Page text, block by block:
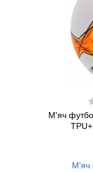
М'яч